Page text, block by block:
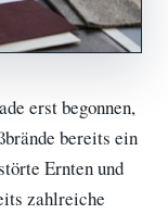
erst begonnen,
bereits ein
Ernten und
zahlreiche